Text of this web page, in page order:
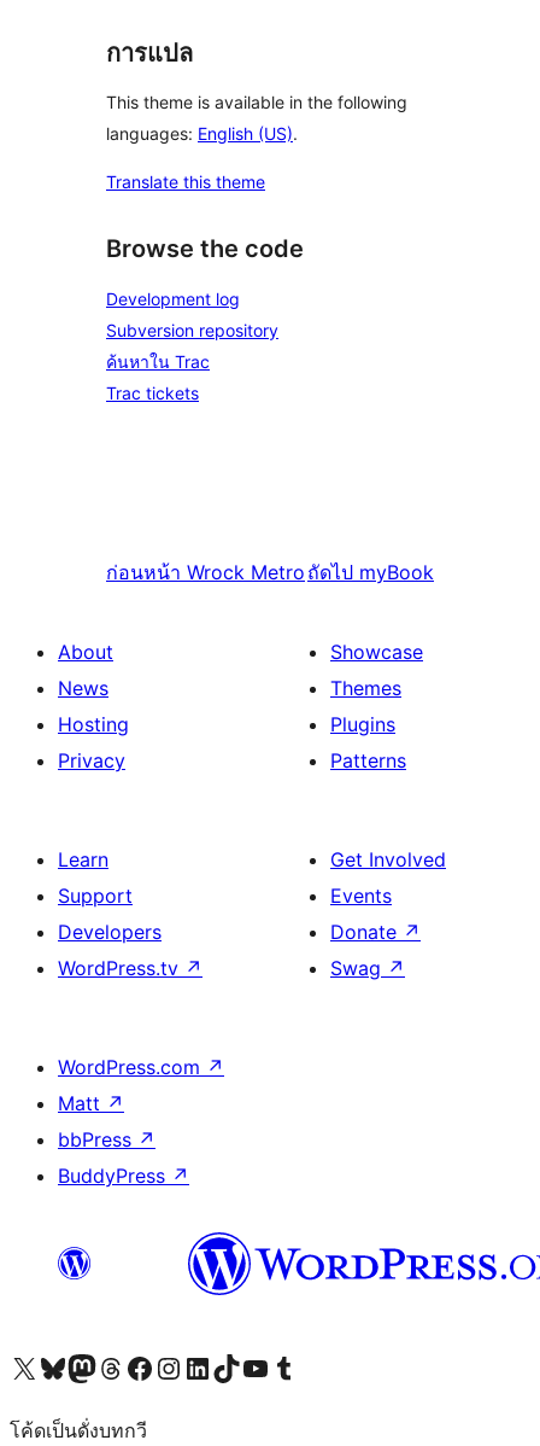
การแปล
This theme is available in the following
languages: English (US).
Translate this theme
Browse the code
Development log
Subversion repository
ค้นหาใน Trac
Trac tickets
ก่อนหน้า Wrock Metro ถัดไป myBook
About
News
Hosting
Privacy
Showcase
Themes
Plugins
Patterns
Learn
Support
Developers
WordPress.tv ↗
Get Involved
Events
Donate ↗
Swag ↗
WordPress.com ↗
Matt ↗
bbPress ↗
BuddyPress ↗
Visit our X (formerly Twitter) account
Visit our Bluesky account
Visit our Mastodon account
Visit our Threads account
Visit our Facebook page
Visit our Instagram account
Visit our LinkedIn account
Visit our TikTok account
Visit our YouTube channel
Visit our Tumblr account
โค้ดเป็นดั่งบทกวี